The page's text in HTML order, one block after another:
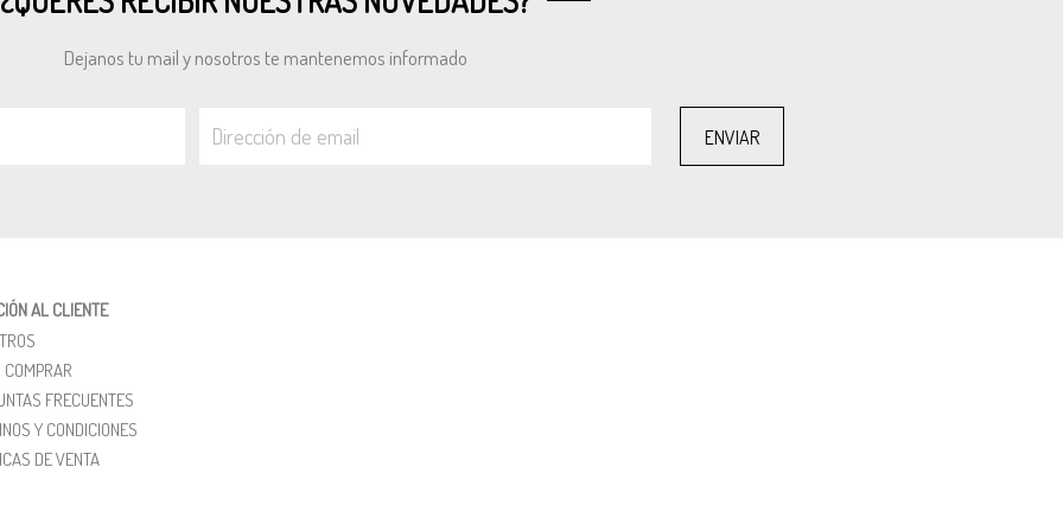
Dejanos tu mail y nosotros te mantenemos informado
AL CLIENTE
COMPRAR
FRECUENTES
Y CONDICIONES
DE VENTA